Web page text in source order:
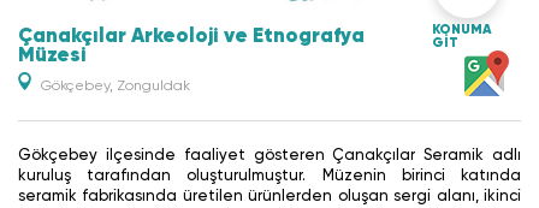
Çanakçılar Arkeoloji ve Etnografya
Müzesi
Gökçebey, Zonguldak
KONUMA
GİT
Gökçebey ilçesinde faaliyet gösteren Çanakçılar Seramik adlı
kuruluş tarafından oluşturulmuştur. Müzenin birinci katında
seramik fabrikasında üretilen ürünlerden oluşan sergi alanı, ikinci